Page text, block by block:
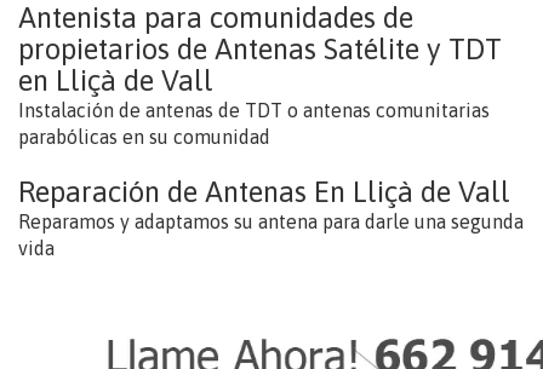
Antenista para comunidades de
propietarios de Antenas Satélite y TDT
en Lliçà de Vall
Instalación de antenas de TDT o antenas comunitarias
parabólicas en su comunidad
Reparación de Antenas En Lliçà de Vall
Reparamos y adaptamos su antena para darle una segunda
vida